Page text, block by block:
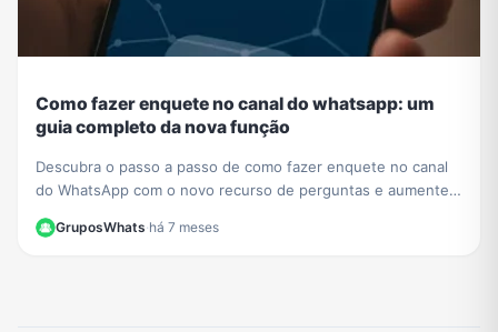
Como fazer enquete no canal do whatsapp: um
guia completo da nova função
Descubra o passo a passo de como fazer enquete no canal
do WhatsApp com o novo recurso de perguntas e aumente a
GruposWhats·há 7 meses